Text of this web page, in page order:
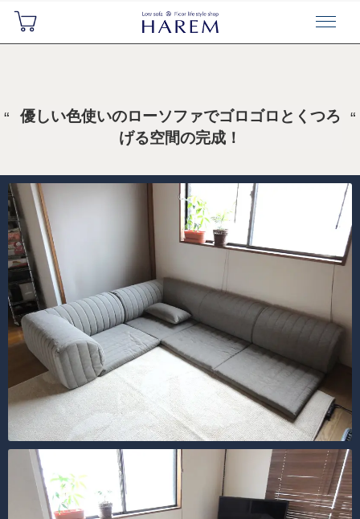
優しい色使いのローソファでゴロゴロとくつろ
げる空間の完成！